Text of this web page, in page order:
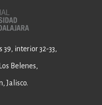
39, interior 32-33,
Belenes,
Jalisco.